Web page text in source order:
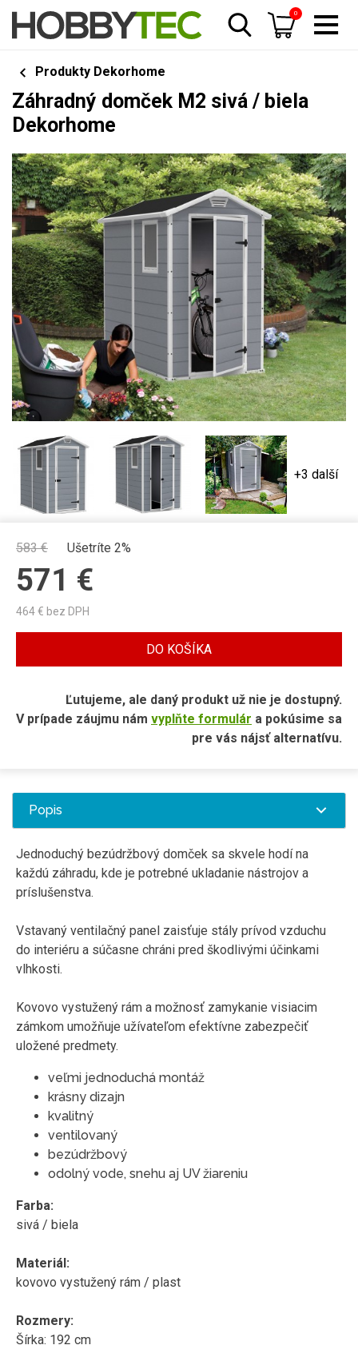
0
Produkty Dekorhome
Záhradný domček M2 sivá / biela
Dekorhome
+3 další
583€ Ušetríte 2%
571 €
464€ bez DPH
DO KOŠÍKA
Ľutujeme, ale daný produkt už nie je dostupný.
V prípade záujmu nám vyplňte formulár a pokúsime sa
pre vás nájsť alternatívu.
Popis
Jednoduchý bezúdržbový domček sa skvele hodí na
každú záhradu, kde je potrebné ukladanie nástrojov a
príslušenstva.
Vstavaný ventilačný panel zaisťuje stály prívod vzduchu
do interiéru a súčasne chráni pred škodlivými účinkami
vlhkosti.
Kovovo vystužený rám a možnosť zamykanie visiacim
zámkom umožňuje užívateľom efektívne zabezpečiť
uložené predmety.
veľmi jednoduchá montáž
krásny dizajn
kvalitný
ventilovaný
bezúdržbový
odolný vode, snehu aj UV žiareniu
Farba:
sivá / biela
Materiál:
kovovo vystužený rám / plast
Rozmery:
Šírka: 192 cm